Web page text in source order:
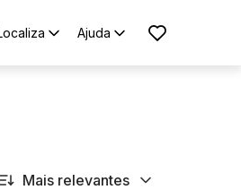
Ajuda
Mais relevantes